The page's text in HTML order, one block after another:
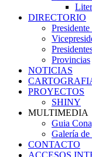
DIRECTORIO
Provincias
NOTICIAS
PROYECTOS
SHINY
MULTIMEDIA
Guia
Galería de
CONTACTO
ACCESOS